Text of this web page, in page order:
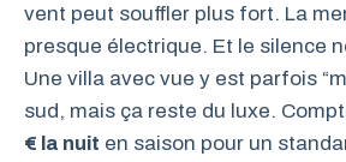
vent peut souffler plus fort. La
presque électrique. Et le silence
Une villa avec vue y est parfois
sud, mais ça reste du luxe.
€ la nuit en saison pour un